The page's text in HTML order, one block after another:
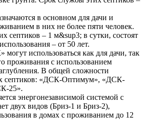
в основном для дачи и
в них не более пяти человек.
септиков – 1 м&sup3; в сутки, состоят
– от 50 лет.
использоваться как для дачи, так
проживания с использованием
В общей сложности
септиков: «ДСК-Оптимум», «ДСК-
25».
энергонезависимой системой с
двух видов (Бриз-1 и Бриз-2),
в домах с проживанием до 12